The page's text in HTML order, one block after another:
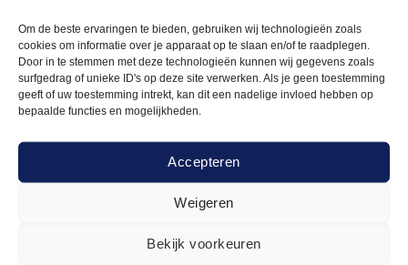
Om de beste ervaringen te bieden, gebruiken wij technologieën zoals
cookies om informatie over je apparaat op te slaan en/of te raadplegen.
Door in te stemmen met deze technologieën kunnen wij gegevens zoals
surfgedrag of unieke ID's op deze site verwerken. Als je geen toestemming
geeft of uw toestemming intrekt, kan dit een nadelige invloed hebben op
bepaalde functies en mogelijkheden.
Accepteren
Weigeren
Bekijk voorkeuren